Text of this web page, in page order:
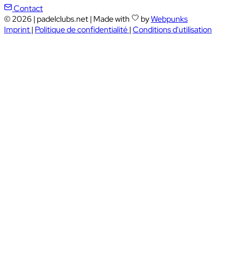
Contact
© 2026 | padelclubs.net| Made with byWebpunks
Imprint| Politique de confidentialité|Conditions d'utilisation